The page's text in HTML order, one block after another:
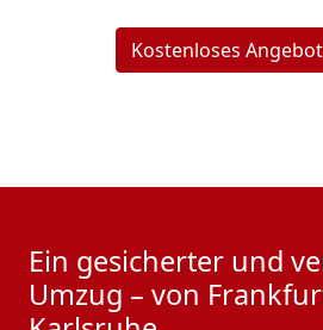
Kostenloses
Ein gesicherter und
Umzug – von